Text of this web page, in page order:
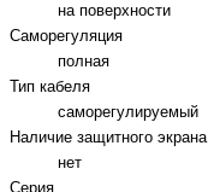
на поверхности
Саморегуляция
полная
Тип кабеля
саморегулируемый
Наличие защитного экрана
нет
Серия